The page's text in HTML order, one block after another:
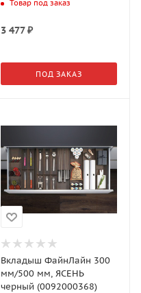
Товар под заказ
3 477₽
ПОД ЗАКАЗ
Вкладыш ФайнЛайн 300
мм/500 мм, ЯСЕНЬ
черный (0092000368)